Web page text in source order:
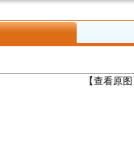
【查看原
上一张